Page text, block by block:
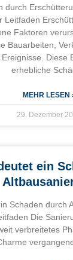
durch
Leitfaden
Faktoren
Bauarbeiten,
Diese
erhebliche
MEHR LESEN
29. Dezember
ein
Schaden durch
Die
verbreitetes